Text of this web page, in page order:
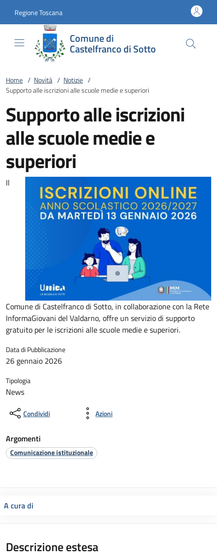
Regione Toscana
Comune di
Castelfranco di Sotto
Home / Novità / Notizie /
Supporto alle iscrizioni alle scuole medie e superiori
Supporto alle iscrizioni
alle scuole medie e
superiori
Il
Comune di Castelfranco di Sotto, in collaborazione con la Rete
InformaGiovani del Valdarno, offre un servizio di supporto
gratuito per le iscrizioni alle scuole medie e superiori.
Data di Pubblicazione
26 gennaio 2026
Tipologia
News
Condividi Azioni
Argomenti
Comunicazione istituzionale
A cura di
Descrizione estesa